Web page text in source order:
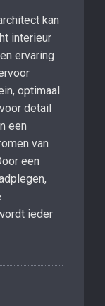
kan
interieur
ervaring
optimaal
detail
een
van
een
ieder